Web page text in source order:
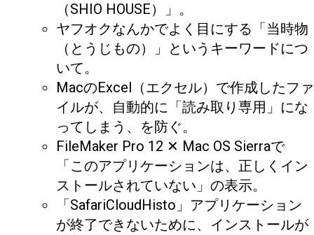
（SHIO HOUSE）」。
ヤフオクなんかでよく目にする「当時物
（とうじもの）」というキーワードにつ
いて。
MacのExcel（エクセル）で作成したファ
イルが、自動的に「読み取り専用」にな
ってしまう、を防ぐ。
FileMaker Pro 12 ✕ Mac OS Sierraで
「このアプリケーションは、正しくイン
ストールされていない」の表示。
「SafariCloudHisto」アプリケーション
が終了できないために、インストールが